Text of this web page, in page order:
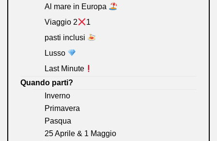
Al mare in Europa
Viaggio 2
1
pasti inclusi
Lusso
Last Minute
Quando parti?
Inverno
Primavera
Pasqua
25 Aprile & 1 Maggio